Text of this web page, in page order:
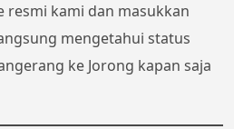
resmi kami dan masukkan
mengetahui status
ke Jorong kapan saja